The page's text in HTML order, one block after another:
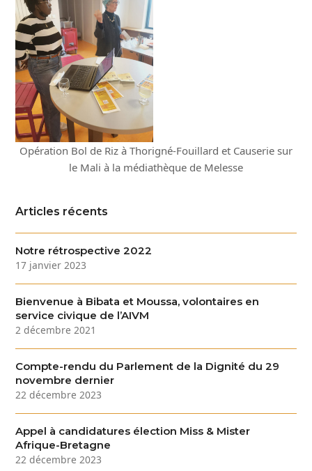
Opération Bol de Riz à Thorigné-Fouillard et Causerie sur
le Mali à la médiathèque de Melesse
Articles récents
Notre rétrospective 2022
17 janvier 2023
Bienvenue à Bibata et Moussa, volontaires en
service civique de l’AIVM
2 décembre 2021
Compte-rendu du Parlement de la Dignité du 29
novembre dernier
22 décembre 2023
Appel à candidatures élection Miss & Mister
Afrique-Bretagne
22 décembre 2023